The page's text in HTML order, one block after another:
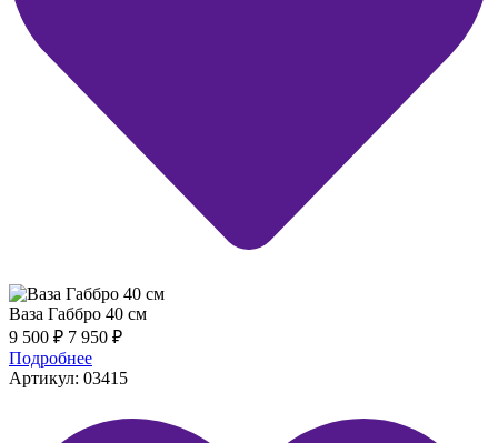
Ваза Габбро 40 см
9 500 ₽ 7 950 ₽
Подробнее
Артикул: 03415